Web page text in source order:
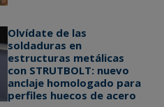
Olvídate de las
soldaduras en
estructuras metálicas
con STRUTBOLT: nuevo
anclaje homologado para
perfiles huecos de acero